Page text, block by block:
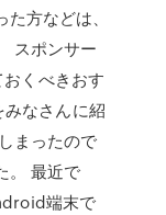
方などは、
スポンサー
くべきおす
なさんに紹
まったので
。 最近で
端末で